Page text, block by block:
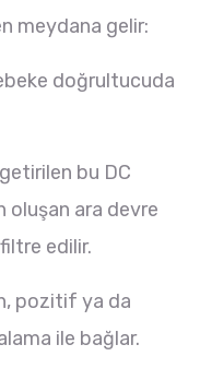
meydana gelir:
doğrultucuda
bu DC
oluşan ara devre
edilir.
pozitif ya da
ile bağlar.